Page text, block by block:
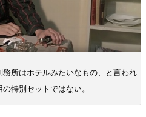
所はホテルみたいなもの、と言われ
特別セットではない。